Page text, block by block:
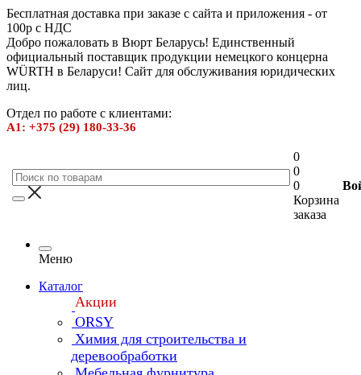
Бесплатная доставка при заказе с сайта и приложения - от
100р с НДС
Добро пожаловать в Вюрт Беларусь! Единственный
официальный поставщик продукции немецкого концерна
WÜRTH в Беларуси! Сайт для обслуживания юридических
лиц.
Отдел по работе с клиентами:
А1: +375 (29) 180-33-36
0
0
0
Корзина
заказа
Меню
Каталог
Акции
ORSY
Химия для строительства и
деревообработки